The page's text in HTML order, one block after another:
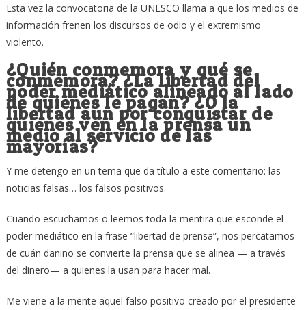
Esta vez la convocatoria de la UNESCO llama a que los medios de
información frenen los discursos de odio y el extremismo
violento.
¿Quién conmemora y qué se
conmemora? ¿La libertad del
poder mediático alineado al lado
de quienes le pagan? ¿O la
libertad aun por conquistar de
quienes ven en la prensa un
medio al servicio de las
mayorías?
Y me detengo en un tema que da título a este comentario: las
noticias falsas… los falsos positivos.
Cuando escuchamos o leemos toda la mentira que esconde el
poder mediático en la frase “libertad de prensa”, nos percatamos
de cuán dañino se convierte la prensa que se alinea — a través
del dinero— a quienes la usan para hacer mal.
Me viene a la mente aquel falso positivo creado por el presidente